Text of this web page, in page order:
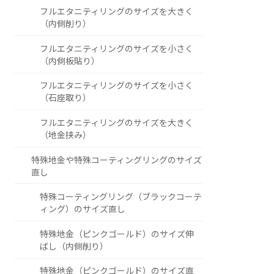
フルエタニティリングのサイズを大きく
（内側削り）
フルエタニティリングのサイズを小さく
（内側板貼り）
フルエタニティリングのサイズを小さく
（石座取り）
フルエタニティリングのサイズを大きく
（地金挟み）
特殊地金や特殊コーティングリングのサイズ
直し
特殊コーティングリング（ブラックコーテ
ィング）のサイズ直し
特殊地金（ピンクゴールド）のサイズ伸
ばし（内側削り）
特殊地金（ピンクゴールド）のサイズ直